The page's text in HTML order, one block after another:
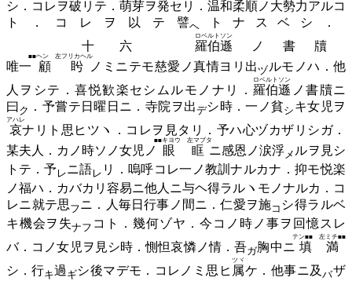
シ．コレヲ破 リテ． 萌芽ヲ発セリ．温和柔順ノ大勢力アルコ
ト．コレヲ以テ 譬ヘ トナスベシ．
十六 羅伯遜
ロベルトソン
ノ書牘
唯一
顧盻
■■ヘン 左フリカヘル
ノミニテモ慈愛ノ真情ヨリ 出ヅルモノハ．他
人ヲシテ．喜悦歓楽セシムルモノナリ． 羅伯遜
ロベルトソン
ノ書牘ニ
曰ク ．予嘗テ日曜日ニ．寺院ヲ出デシ時．一ノ貧シ キ女児ヲ
哀
アハレ
ナリト思ヒツヽ．コレヲ見タリ．予ハ心ヅカザリシガ．
某夫人．カノ時ソノ女児ノ
眼眶
■■キヨウ 左マブタ
ニ感恩ノ涙浮メ ルヲ見シ
トテ． 予レニ語レ リ．嗚呼コレ一ノ教訓ナルカナ．抑モ悦楽
ノ福ハ．カバカリ容易ニ他人ニ与ヘ得ラルヽモノナルカ．コ
レニ就テ思フニ．人毎日行事ノ間ニ．仁愛ヲ施コ シ得ラルベ
キ機会ヲ 失ナフ コト．幾何ゾヤ．今コノ時ノ事ヲ回憶スレ
バ．コノ女児ヲ見シ時．惻怛哀憐ノ情． 吾ガ胸中ニ 填満
テン■■ 左ミチ■■
シ． 行キ過 ギシ後マデモ．コレノミ思ヒ 属
ツヾ
ケ．他事ニ及 バザ